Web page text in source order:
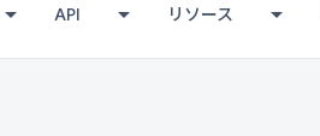
API リソース